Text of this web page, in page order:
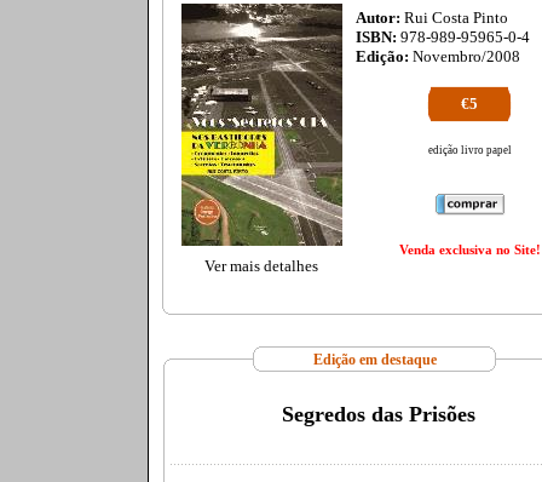
Autor: Rui Costa Pinto
ISBN: 978-989-95965-0-4
Edição: Novembro/2008
€5
edição livro papel
Venda exclusiva no Site!
Ver mais detalhes
Edição em destaque
Segredos das Prisões